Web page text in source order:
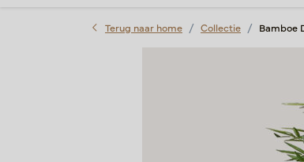
Terug naar home Collectie Bamboe